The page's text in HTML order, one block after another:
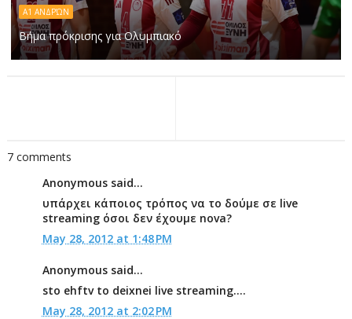
Α1 ΑΝΔΡΏΝ
Βήμα πρόκρισης για Ολυμπιακό
7 comments
Anonymous said...
υπάρχει κάποιος τρόπος να το δούμε σε live
streaming όσοι δεν έχουμε nova?
May 28, 2012 at 1:48 PM
Anonymous said...
sto ehftv to deixnei live streaming....
May 28, 2012 at 2:02 PM